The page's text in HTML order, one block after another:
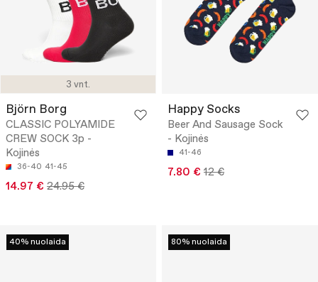
3 vnt.
Björn Borg
CLASSIC POLYAMIDE
CREW SOCK 3p -
Kojinės
36-40 41-45
14.97 € 24.95 €
Happy Socks
Beer And Sausage Sock
- Kojinės
41-46
7.80 € 12 €
40% nuolaida 80% nuolaida